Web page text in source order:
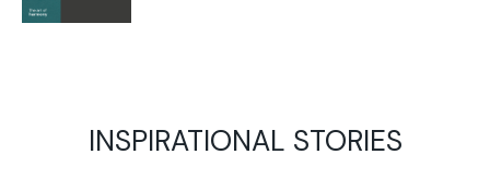
INSPIRATIONAL STORIES